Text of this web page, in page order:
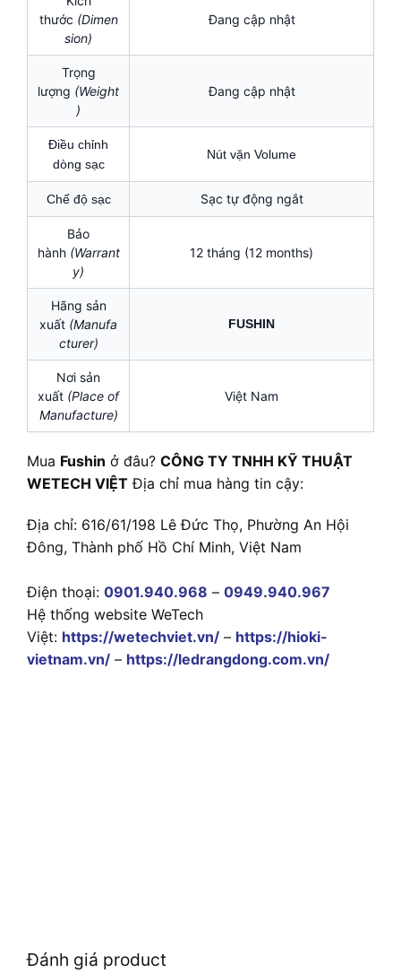
thước (Dimen
sion)
Đang cập nhật
Trọng
lượng (Weight
)
Đang cập nhật
Điều chỉnh
dòng sạc
Nút vặn Volume
Chế độ sạc Sạc tự động ngắt
Bảo
hành(Warrant
y)
12 tháng (12 months)
Hãng sản
xuất (Manufa
cturer)
FUSHIN
Nơi sản
xuất (Place of
Manufacture)
Việt Nam
Mua Fushin ở đâu? CÔNG TY TNHH KỸ THUẬT
WETECH VIỆT Địa chỉ mua hàng tin cậy:
Địa chỉ: 616/61/198 Lê Đức Thọ, Phường An Hội
Đông, Thành phố Hồ Chí Minh, Việt Nam
Điện thoại: 0901.940.968 – 0949.940.967
Hệ thống website WeTech
Việt: https://wetechviet.vn/ – https://hioki-
vietnam.vn/ – https://ledrangdong.com.vn/
Đánh giá product